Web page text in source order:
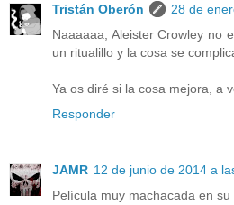
Tristán Oberón
28 de
Naaaaaa, Aleister Crowley no
un ritualillo y la cosa se
Ya os diré si la cosa mejora, a
Responder
JAMR 12 de junio de 2014 a
Película muy machacada en su